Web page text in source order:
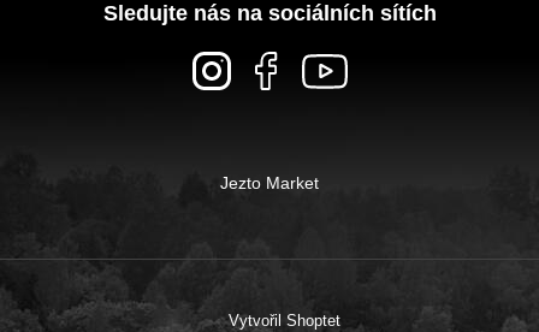
Sledujte nás na sociálních sítích
Jezto Market
Vytvořil Shoptet